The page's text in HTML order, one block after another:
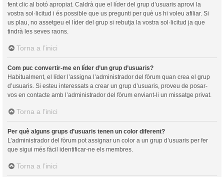
fent clic al botó apropiat. Caldrà que el líder del grup d’usuaris aprovi la
vostra sol·licitud i és possible que us pregunti per què us hi voleu afiliar. Si
us plau, no assetgeu el líder del grup si rebutja la vostra sol·licitud ja que
tindrà les seves raons.
Torna a l’inici
Com puc convertir-me en líder d’un grup d’usuaris?
Habitualment, el líder l’assigna l’administrador del fòrum quan crea el grup
d’usuaris. Si esteu interessats a crear un grup d’usuaris, proveu de posar-
vos en contacte amb l’administrador del fòrum enviant-li un missatge privat.
Torna a l’inici
Per què alguns grups d’usuaris tenen un color diferent?
L’administrador del fòrum pot assignar un color a un grup d’usuaris per fer
que sigui més fàcil identificar-ne els membres.
Torna a l’inici